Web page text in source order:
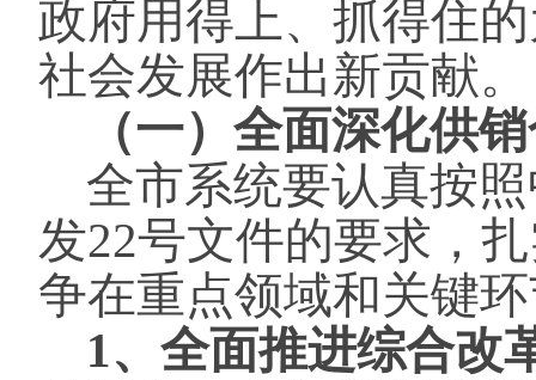
政府用得上、抓得住
社会发展作出新贡献。
（一）全面深化供
全市系统要认真按
发22号文件的要求，
争在重点领域和关键
1、全面推进综合改